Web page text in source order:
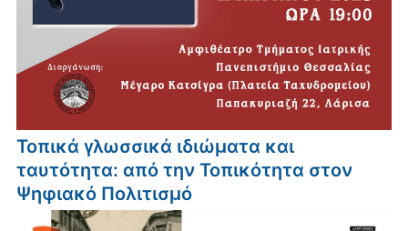
Τοπικά γλωσσικά ιδιώματα και
ταυτότητα: από την Τοπικότητα στον
Ψηφιακό Πολιτισμό